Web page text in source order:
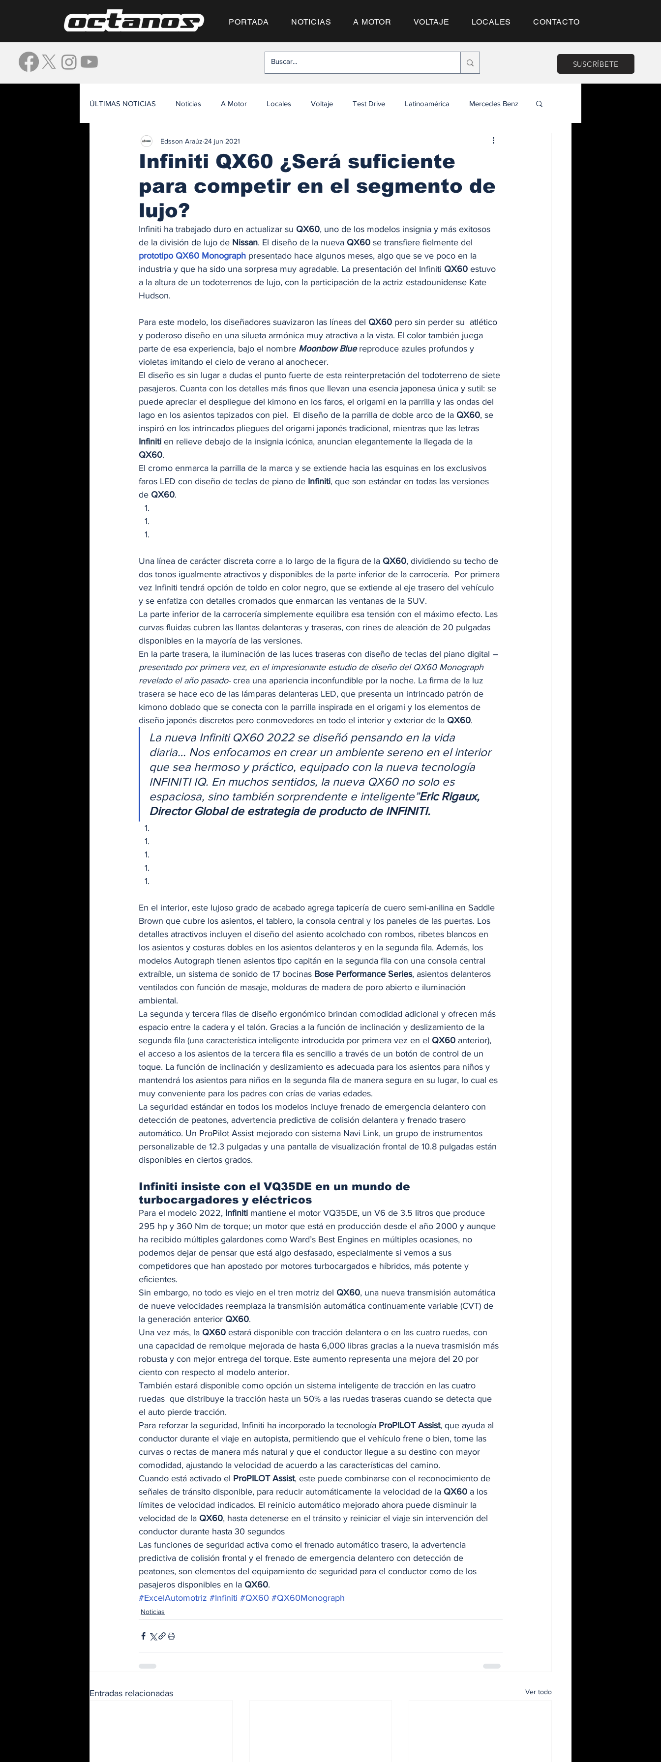
PORTADA NOTICIAS A MOTOR VOLTAJE LOCALES CONTACTO
SUSCRÍBETE
ÚLTIMAS NOTICIAS Noticias A Motor Locales Voltaje Test Drive Latinoamérica Mercedes Benz
Infiniti QX60 ¿Será suficiente
para competir en el segmento de
lujo?
Edsson Araúz 24 jun 2021
Infiniti ha trabajado duro en actualizar su QX60, uno de los modelos insignia y más exitosos
de la división de lujo de Nissan. El diseño de la nueva QX60 se transfiere fielmente del
prototipo QX60 Monograph presentado hace algunos meses, algo que se ve poco en la
industria y que ha sido una sorpresa muy agradable. La presentación del Infiniti QX60 estuvo
a la altura de un todoterrenos de lujo, con la participación de la actriz estadounidense Kate
Hudson.
Para este modelo, los diseñadores suavizaron las líneas del QX60 pero sin perder su  atlético
y poderoso diseño en una silueta armónica muy atractiva a la vista. El color también juega
parte de esa experiencia, bajo el nombre Moonbow Blue reproduce azules profundos y
violetas imitando el cielo de verano al anochecer.
El diseño es sin lugar a dudas el punto fuerte de esta reinterpretación del todoterreno de siete
pasajeros. Cuanta con los detalles más finos que llevan una esencia japonesa única y sutil: se
puede apreciar el despliegue del kimono en los faros, el origami en la parrilla y las ondas del
lago en los asientos tapizados con piel.  El diseño de la parrilla de doble arco de la QX60, se
inspiró en los intrincados pliegues del origami japonés tradicional, mientras que las letras
Infiniti en relieve debajo de la insignia icónica, anuncian elegantemente la llegada de la
QX60.
El cromo enmarca la parrilla de la marca y se extiende hacia las esquinas en los exclusivos
faros LED con diseño de teclas de piano de Infiniti, que son estándar en todas las versiones
de QX60.
Una línea de carácter discreta corre a lo largo de la figura de la QX60, dividiendo su techo de
dos tonos igualmente atractivos y disponibles de la parte inferior de la carrocería.  Por primera
vez Infiniti tendrá opción de toldo en color negro, que se extiende al eje trasero del vehículo
y se enfatiza con detalles cromados que enmarcan las ventanas de la SUV.
La parte inferior de la carrocería simplemente equilibra esa tensión con el máximo efecto. Las
curvas fluidas cubren las llantas delanteras y traseras, con rines de aleación de 20 pulgadas
disponibles en la mayoría de las versiones.
En la parte trasera, la iluminación de las luces traseras con diseño de teclas del piano digital –
presentado por primera vez, en el impresionante estudio de diseño del QX60 Monograph
revelado el año pasado- crea una apariencia inconfundible por la noche. La firma de la luz
trasera se hace eco de las lámparas delanteras LED, que presenta un intrincado patrón de
kimono doblado que se conecta con la parrilla inspirada en el origami y los elementos de
diseño japonés discretos pero conmovedores en todo el interior y exterior de la QX60.
La nueva Infiniti QX60 2022 se diseñó pensando en la vida
diaria… Nos enfocamos en crear un ambiente sereno en el interior
que sea hermoso y práctico, equipado con la nueva tecnología
INFINITI IQ. En muchos sentidos, la nueva QX60 no solo es
espaciosa, sino también sorprendente e inteligente”Eric Rigaux,
Director Global de estrategia de producto de INFINITI.
En el interior, este lujoso grado de acabado agrega tapicería de cuero semi-anilina en Saddle
Brown que cubre los asientos, el tablero, la consola central y los paneles de las puertas. Los
detalles atractivos incluyen el diseño del asiento acolchado con rombos, ribetes blancos en
los asientos y costuras dobles en los asientos delanteros y en la segunda fila. Además, los
modelos Autograph tienen asientos tipo capitán en la segunda fila con una consola central
extraíble, un sistema de sonido de 17 bocinas Bose Performance Series, asientos delanteros
ventilados con función de masaje, molduras de madera de poro abierto e iluminación
ambiental.
La segunda y tercera filas de diseño ergonómico brindan comodidad adicional y ofrecen más
espacio entre la cadera y el talón. Gracias a la función de inclinación y deslizamiento de la
segunda fila (una característica inteligente introducida por primera vez en el QX60 anterior),
el acceso a los asientos de la tercera fila es sencillo a través de un botón de control de un
toque. La función de inclinación y deslizamiento es adecuada para los asientos para niños y
mantendrá los asientos para niños en la segunda fila de manera segura en su lugar, lo cual es
muy conveniente para los padres con crías de varias edades.
La seguridad estándar en todos los modelos incluye frenado de emergencia delantero con
detección de peatones, advertencia predictiva de colisión delantera y frenado trasero
automático. Un ProPilot Assist mejorado con sistema Navi Link, un grupo de instrumentos
personalizable de 12.3 pulgadas y una pantalla de visualización frontal de 10.8 pulgadas están
disponibles en ciertos grados.
Infiniti insiste con el VQ35DE en un mundo de
turbocargadores y eléctricos
Para el modelo 2022, Infiniti mantiene el motor VQ35DE, un V6 de 3.5 litros que produce
295 hp y 360 Nm de torque; un motor que está en producción desde el año 2000 y aunque
ha recibido múltiples galardones como Ward’s Best Engines en múltiples ocasiones, no
podemos dejar de pensar que está algo desfasado, especialmente si vemos a sus
competidores que han apostado por motores turbocargados e híbridos, más potente y
eficientes.
Sin embargo, no todo es viejo en el tren motriz del QX60, una nueva transmisión automática
de nueve velocidades reemplaza la transmisión automática continuamente variable (CVT) de
la generación anterior QX60.
Una vez más, la QX60 estará disponible con tracción delantera o en las cuatro ruedas, con
una capacidad de remolque mejorada de hasta 6,000 libras gracias a la nueva trasmisión más
robusta y con mejor entrega del torque. Este aumento representa una mejora del 20 por
ciento con respecto al modelo anterior.
También estará disponible como opción un sistema inteligente de tracción en las cuatro
ruedas  que distribuye la tracción hasta un 50% a las ruedas traseras cuando se detecta que
el auto pierde tracción.
Para reforzar la seguridad, Infiniti ha incorporado la tecnología ProPILOT Assist, que ayuda al
conductor durante el viaje en autopista, permitiendo que el vehículo frene o bien, tome las
curvas o rectas de manera más natural y que el conductor llegue a su destino con mayor
comodidad, ajustando la velocidad de acuerdo a las características del camino.
Cuando está activado el ProPILOT Assist, este puede combinarse con el reconocimiento de
señales de tránsito disponible, para reducir automáticamente la velocidad de la QX60 a los
límites de velocidad indicados. El reinicio automático mejorado ahora puede disminuir la
velocidad de la QX60, hasta detenerse en el tránsito y reiniciar el viaje sin intervención del
conductor durante hasta 30 segundos
Las funciones de seguridad activa como el frenado automático trasero, la advertencia
predictiva de colisión frontal y el frenado de emergencia delantero con detección de
peatones, son elementos del equipamiento de seguridad para el conductor como de los
pasajeros disponibles en la QX60.
#ExcelAutomotriz #Infiniti #QX60 #QX60Monograph
Noticias
Entradas relacionadas Ver todo